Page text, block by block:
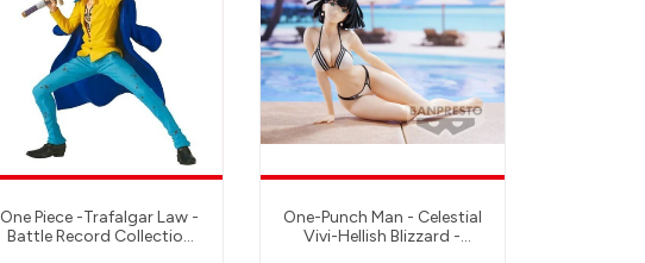
One Piece -Trafalgar Law -
Battle Record Collection
One-Punch Man - Celestial
Vivi-Hellish Blizzard -